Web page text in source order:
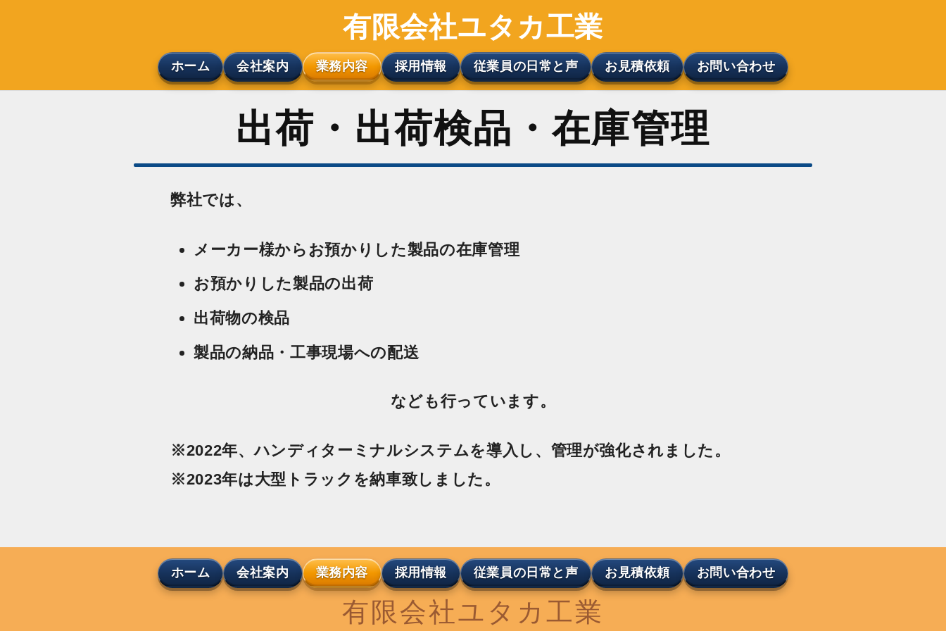
有限会社ユタカ工業
ホーム 会社案内 業務内容 採用情報 従業員の日常と声 ​お見積依頼 お問い合わせ
​出荷・出荷検品・在庫管理
弊社では、
メーカー様からお預かりした製品の在庫管理
お預かりした製品の出荷
出荷物の検品
製品の納品・工事現場への配送
なども行っています。
※2022年、ハンディターミナルシステムを導入し、管理が強化されました。
※2023年は大型トラックを納車致しました。
上之島倉庫
（出荷倉庫）
ホーム 会社案内 業務内容 採用情報 従業員の日常と声 ​お見積依頼 お問い合わせ
有限会社ユタカ工業